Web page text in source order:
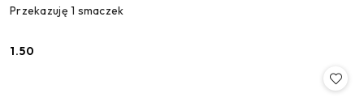
Przekazuję 1 smaczek
Cena:
1.50